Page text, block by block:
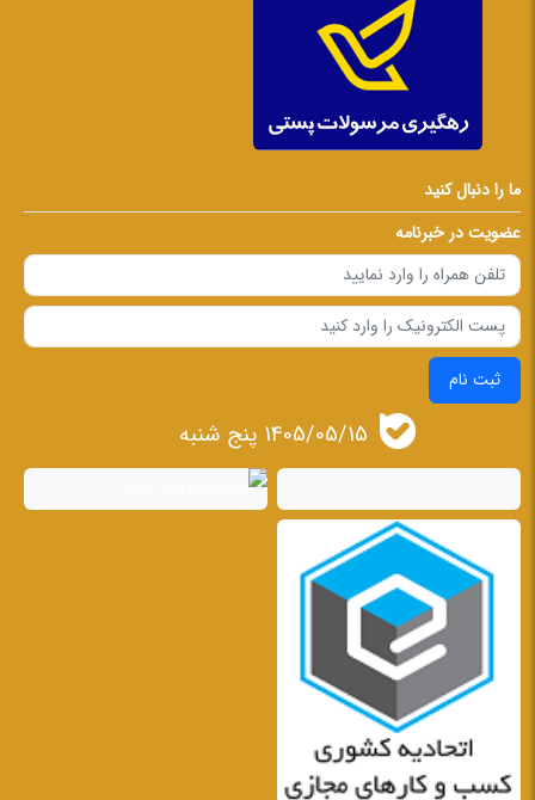
ما را دنبال کنید
عضویت در خبرنامه
ثبت نام
1405/05/15 پنج شنبه